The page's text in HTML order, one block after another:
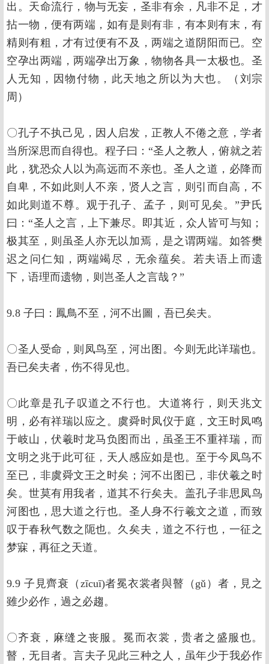
出。天命流行，物与无妄，圣非有余，凡非不足，才
拈一物，便有两端，如有是则有非，有本则有末，有
精则有粗，才有过便有不及，两端之道阴阳而已。空
空孕出两端，两端孕出万象，物物各具一太极也。圣
人无知，因物付物，此天地之所以为大也。（刘宗
周）
〇孔子不执己见，因人启发，正教人不倦之意，学者
当所深思而自得也。程子曰：“圣人之教人，俯就之若
此，犹恐众人以为高远而不亲也。圣人之道，必降而
自卑，不如此则人不亲，贤人之言，则引而自高，不
如此则道不尊。观于孔子、孟子，则可见矣。”尹氏
曰：“圣人之言，上下兼尽。即其近，众人皆可与知；
极其至，则虽圣人亦无以加焉，是之谓两端。如答樊
迟之问仁知，两端竭尽，无余蕴矣。若夫语上而遗
下，语理而遗物，则岂圣人之言哉？”
9.8 子曰：鳳鳥不至，河不出圖，吾已矣夫。
〇圣人受命，则凤鸟至，河出图。今则无此详瑞也。
吾已矣夫者，伤不得见也。
〇此章是孔子叹道之不行也。大道将行，则天兆文
明，必有祥瑞以应之。虞舜时凤仪于庭，文王时凤鸣
于岐山，伏羲时龙马负图而出，虽圣王不重祥瑞，而
文明之兆于此可征，天人感应如是也。至于今凤鸟不
至已，非虞舜文王之时矣；河不出图已，非伏羲之时
矣。世莫有用我者，道其不行矣夫。盖孔子非思凤鸟
河图也，思大道之行也。圣人身不行羲文之道，而致
叹于春秋气数之阨也。久矣夫，道之不行也，一征之
梦寐，再征之天道。
9.9 子見齊衰（zīcuī)者冕衣裳者與瞽（gǔ）者，見之
雖少必作，過之必趨。
〇齐衰，麻缝之丧服。冕而衣裳，贵者之盛服也。
瞽，无目者。言夫子见此三种之人，虽年少于我必作